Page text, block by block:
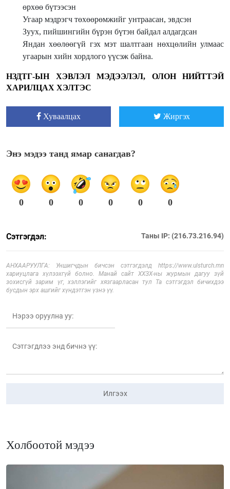
өрхөө бүтээсэн
Угаар мэдрэгч төхөөрөмжийг унтраасан, эвдсэн
Зуух, пийшингийн бүрэн бүтэн байдал алдагдсан
Яндан хөөлөөгүй гэх мэт шалтгаан нөхцөлийн улмаас
угаарын хийн хордлого үүсэж байна.
НЗДТГ-ЫН ХЭВЛЭЛ МЭДЭЭЛЭЛ, ОЛОН НИЙТТЭЙ
ХАРИЛЦАХ ХЭЛТЭС
Хуваалцах Жиргэх
Энэ мэдээ танд ямар санагдав?
0 0 0 0 0 0
Сэтгэгдэл: Таны IP: (216.73.216.94)
АНХААРУУЛГА: Уншигчдын бичсэн сэтгэгдэлд https://www.ulsturch.mn
хариуцлага хүлээхгүй болно. Манай сайт ХХЗХ-ны журмын дагуу зүй
зохисгүй зарим үг, хэллэгийг хязгаарласан тул Та сэтгэгдэл бичихдээ
бусдын эрх ашгийг хүндэтгэн үзнэ үү.
Илгээх
Холбоотой мэдээ